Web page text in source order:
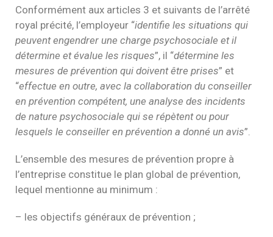
Conformément aux articles 3 et suivants de l’arrêté
royal précité, l’employeur “identifie les situations qui
peuvent engendrer une charge psychosociale et il
détermine et évalue les risques”, il “détermine les
mesures de prévention qui doivent être prises” et
“effectue en outre, avec la collaboration du conseiller
en prévention compétent, une analyse des incidents
de nature psychosociale qui se répètent ou pour
lesquels le conseiller en prévention a donné un avis”.
L’ensemble des mesures de prévention propre à
l’entreprise constitue le plan global de prévention,
lequel mentionne au minimum :
– les objectifs généraux de prévention ;